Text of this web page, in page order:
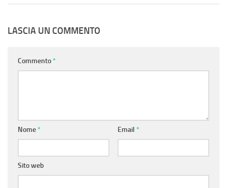
LASCIA UN COMMENTO
Commento*
Nome* Email *
Sito web